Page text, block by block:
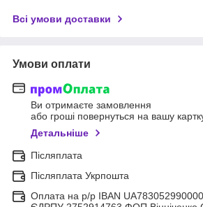
Всі умови доставки
Умови оплати
Ви отримаєте замовлення
або гроші повернуться на вашу
Детальніше
Післяплата
Післяплата Укрпошта
Оплата на р/р IBAN